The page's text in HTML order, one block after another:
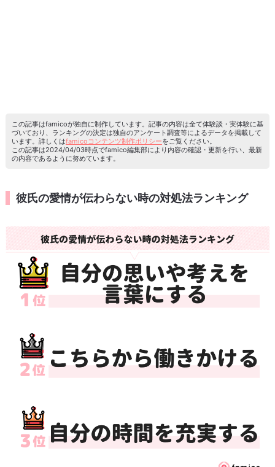
この記事はfamicoが独自に制作しています。記事の内容は全て体験談・実体験に基
づいており、ランキングの決定は独自のアンケート調査等によるデータを掲載して
います。詳しくはfamicoコンテンツ制作ポリシーをご覧ください。
この記事は2024/04/03時点でfamico編集部により内容の確認・更新を行い、最新
の内容であるように努めています。
彼氏の愛情が伝わらない時の対処法ランキング